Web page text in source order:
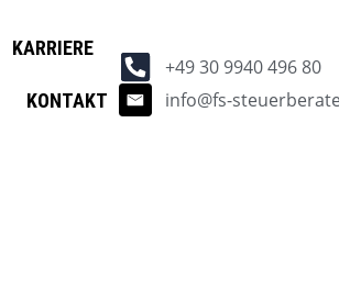
+49 30 9940 496 80
info@fs-
KARRIERE
KONTAKT